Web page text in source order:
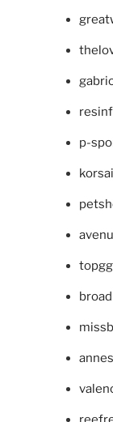
p-